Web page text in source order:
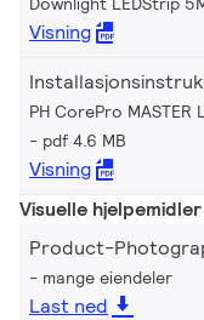
Visning
PH CorePro MASTER
pdf 4.6 MB
Visning
Visuelle hjelpemidler
Product-
mange eiendeler
Last ned